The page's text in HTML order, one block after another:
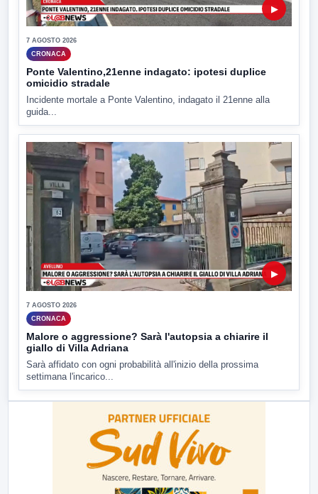
▶
7 AGOSTO 2026
CRONACA
Ponte Valentino,21enne indagato: ipotesi duplice
omicidio stradale
Incidente mortale a Ponte Valentino, indagato il 21enne alla
guida...
▶
7 AGOSTO 2026
CRONACA
Malore o aggressione? Sarà l'autopsia a chiarire il
giallo di Villa Adriana
Sarà affidato con ogni probabilità all'inizio della prossima
settimana l'incarico...